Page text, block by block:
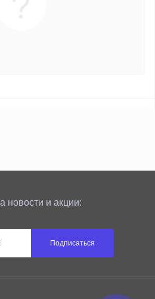
новости и акции:
Подписаться